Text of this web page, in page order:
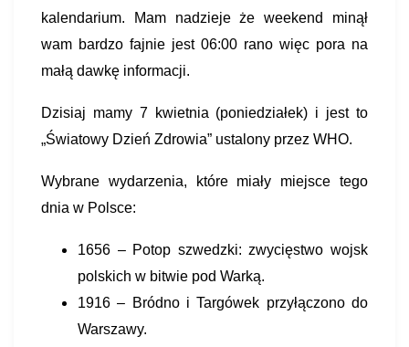
kalendarium. Mam nadzieje że weekend minął
wam bardzo fajnie jest 06:00 rano więc pora na
małą dawkę informacji.
Dzisiaj mamy 7 kwietnia (poniedziałek) i jest to
„Światowy Dzień Zdrowia” ustalony przez WHO.
Wybrane wydarzenia, które miały miejsce tego
dnia w Polsce:
1656 – Potop szwedzki: zwycięstwo wojsk
polskich w bitwie pod Warką.
1916 – Bródno i Targówek przyłączono do
Warszawy.